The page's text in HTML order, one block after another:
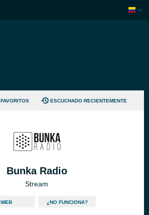
FAVORITOS ESCUCHADO RECIENTEMENTE
Bunka Radio
Stream
WEB ¿NO FUNCIONA?